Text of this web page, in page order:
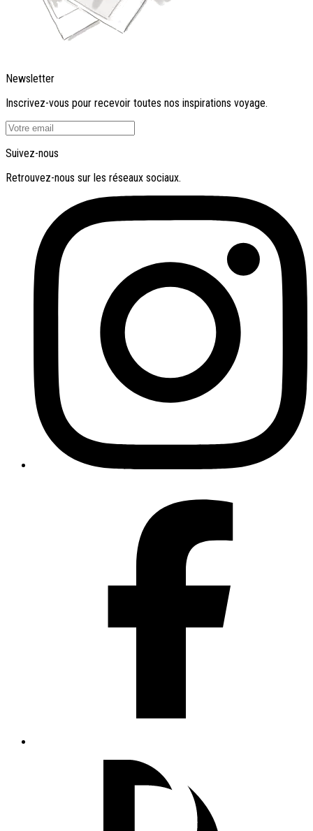
Newsletter
Inscrivez-vous pour recevoir toutes nos inspirations voyage.
Suivez-nous
Retrouvez-nous sur les réseaux sociaux.